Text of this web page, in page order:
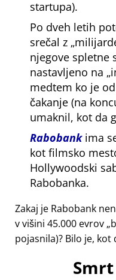
startupa).
Po dveh letih
srečal z
njegove spletne
nastavljeno na
medtem ko je
čakanje (na
umaknil, kot da
Rabobankima
kot filmsko
Hollywoodski
Rabobanka.
Zakaj je Rabobank
v višini 45.000 evrov
pojasnila)? Bilo je,